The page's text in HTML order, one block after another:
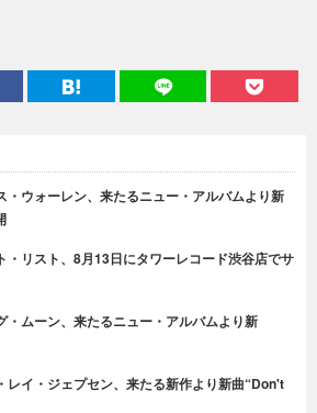
・ウォーレン、来たるニュー・アルバムより新
・リスト、8月13日にタワーレコード渋谷店でサ
・ムーン、来たるニュー・アルバムより新
レイ・ジェプセン、来たる新作より新曲“Don't